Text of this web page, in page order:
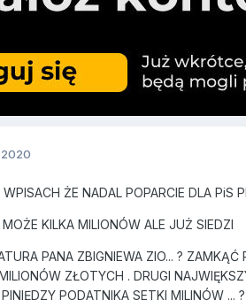
ŻE NADAL POPARCIE DLA
KILKA MILIONÓW ALE JUŻ SIEDZI
PANA ZBIGNIEWA ZIO... ?
ZŁOTYCH . DRUGI
PODATNIKA SETKI MILINÓW ...